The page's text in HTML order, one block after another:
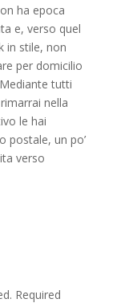
ha epoca
e, verso quel
in stile, non
per domicilio
tutti
nella
le hai
postale, un po’
verso
Required